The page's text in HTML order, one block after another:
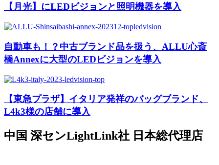
【月光】にLEDビジョンと照明機器を導入
自動車も！？中古ブランド品を扱う、ALLU心斎
橋Annexに大型のLEDビジョンを導入
【東急プラザ】イタリア発祥のバッグブランド、
L4k3様の店舗に導入
中国 深センLightLink社 日本総代理店